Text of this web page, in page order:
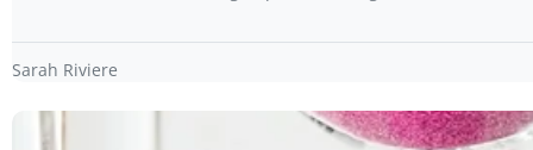
Sarah Riviere